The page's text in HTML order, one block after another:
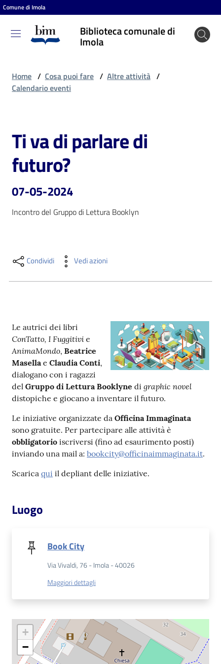
Vai al contenuto
Vai alla navigazione
Vai al footer
Comune di Imola
Biblioteca comunale di
Imola
Biblioteca
comunale
Cosa
puoi
fare
Scopri
Casa
Piani
Archivio
storico
Decentrate
per
lettura
Seguici
Home / Cosa puoi fare / Altre attività /
Calendario eventi
Salta al contenuto
Ti va di parlare di
futuro?
07-05-2024
Incontro del Gruppo di Lettura Booklyn
Condividi Vedi azioni
Le autrici dei libri
ConTatto, I Fuggitivi e
AnimaMondo, Beatrice
Masellae Claudia Conti,
dialogano con i ragazzi
del Gruppo di Lettura Booklyne di graphic novel
distopiche e giocano a inventare il futuro.
Le iniziative organizzate da Officina Immaginata
sono gratuite. Per partecipare alle attività è
obbligatorio iscriversi (fino ad esaurimento posti)
inviando una mail a: bookcity@officinaimmaginata.it.
Scarica qui il depliant delle iniziative.
Luogo
Book City
Via Vivaldi, 76 - Imola - 40026
Maggiori dettagli
+
−